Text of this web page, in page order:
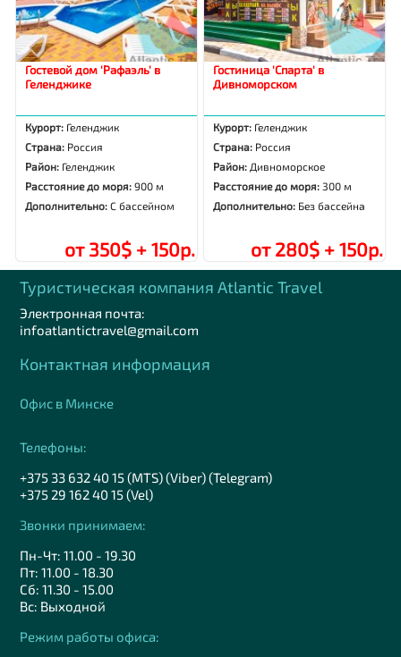
Гостевой дом 'Рафаэль' в
Геленджике
Курорт: Геленджик
Страна: Россия
Район: Геленджик
Расстояние до моря:900 м
Дополнительно:С бассейном
от 350$ + 150р.
Гостиница 'Спарта' в
Дивноморском
Курорт: Геленджик
Страна: Россия
Район: Дивноморское
Расстояние до моря: 300 м
Дополнительно: Без бассейна
от 280$ + 150р.
Туристическая компания Аtlantic Travel
Электронная почта:
infoatlantictravel@gmail.com
Контактная информация
Офис в Минске
Телефоны:
+375 33 632 40 15 (MTS) (Viber) (Telegram)
+375 29 162 40 15 (Vel)
Звонки принимаем:
Пн-Чт: 11.00 - 19.30
Пт: 11.00 - 18.30
Сб: 11.30 - 15.00
Вс: Выходной
Режим работы офиса: